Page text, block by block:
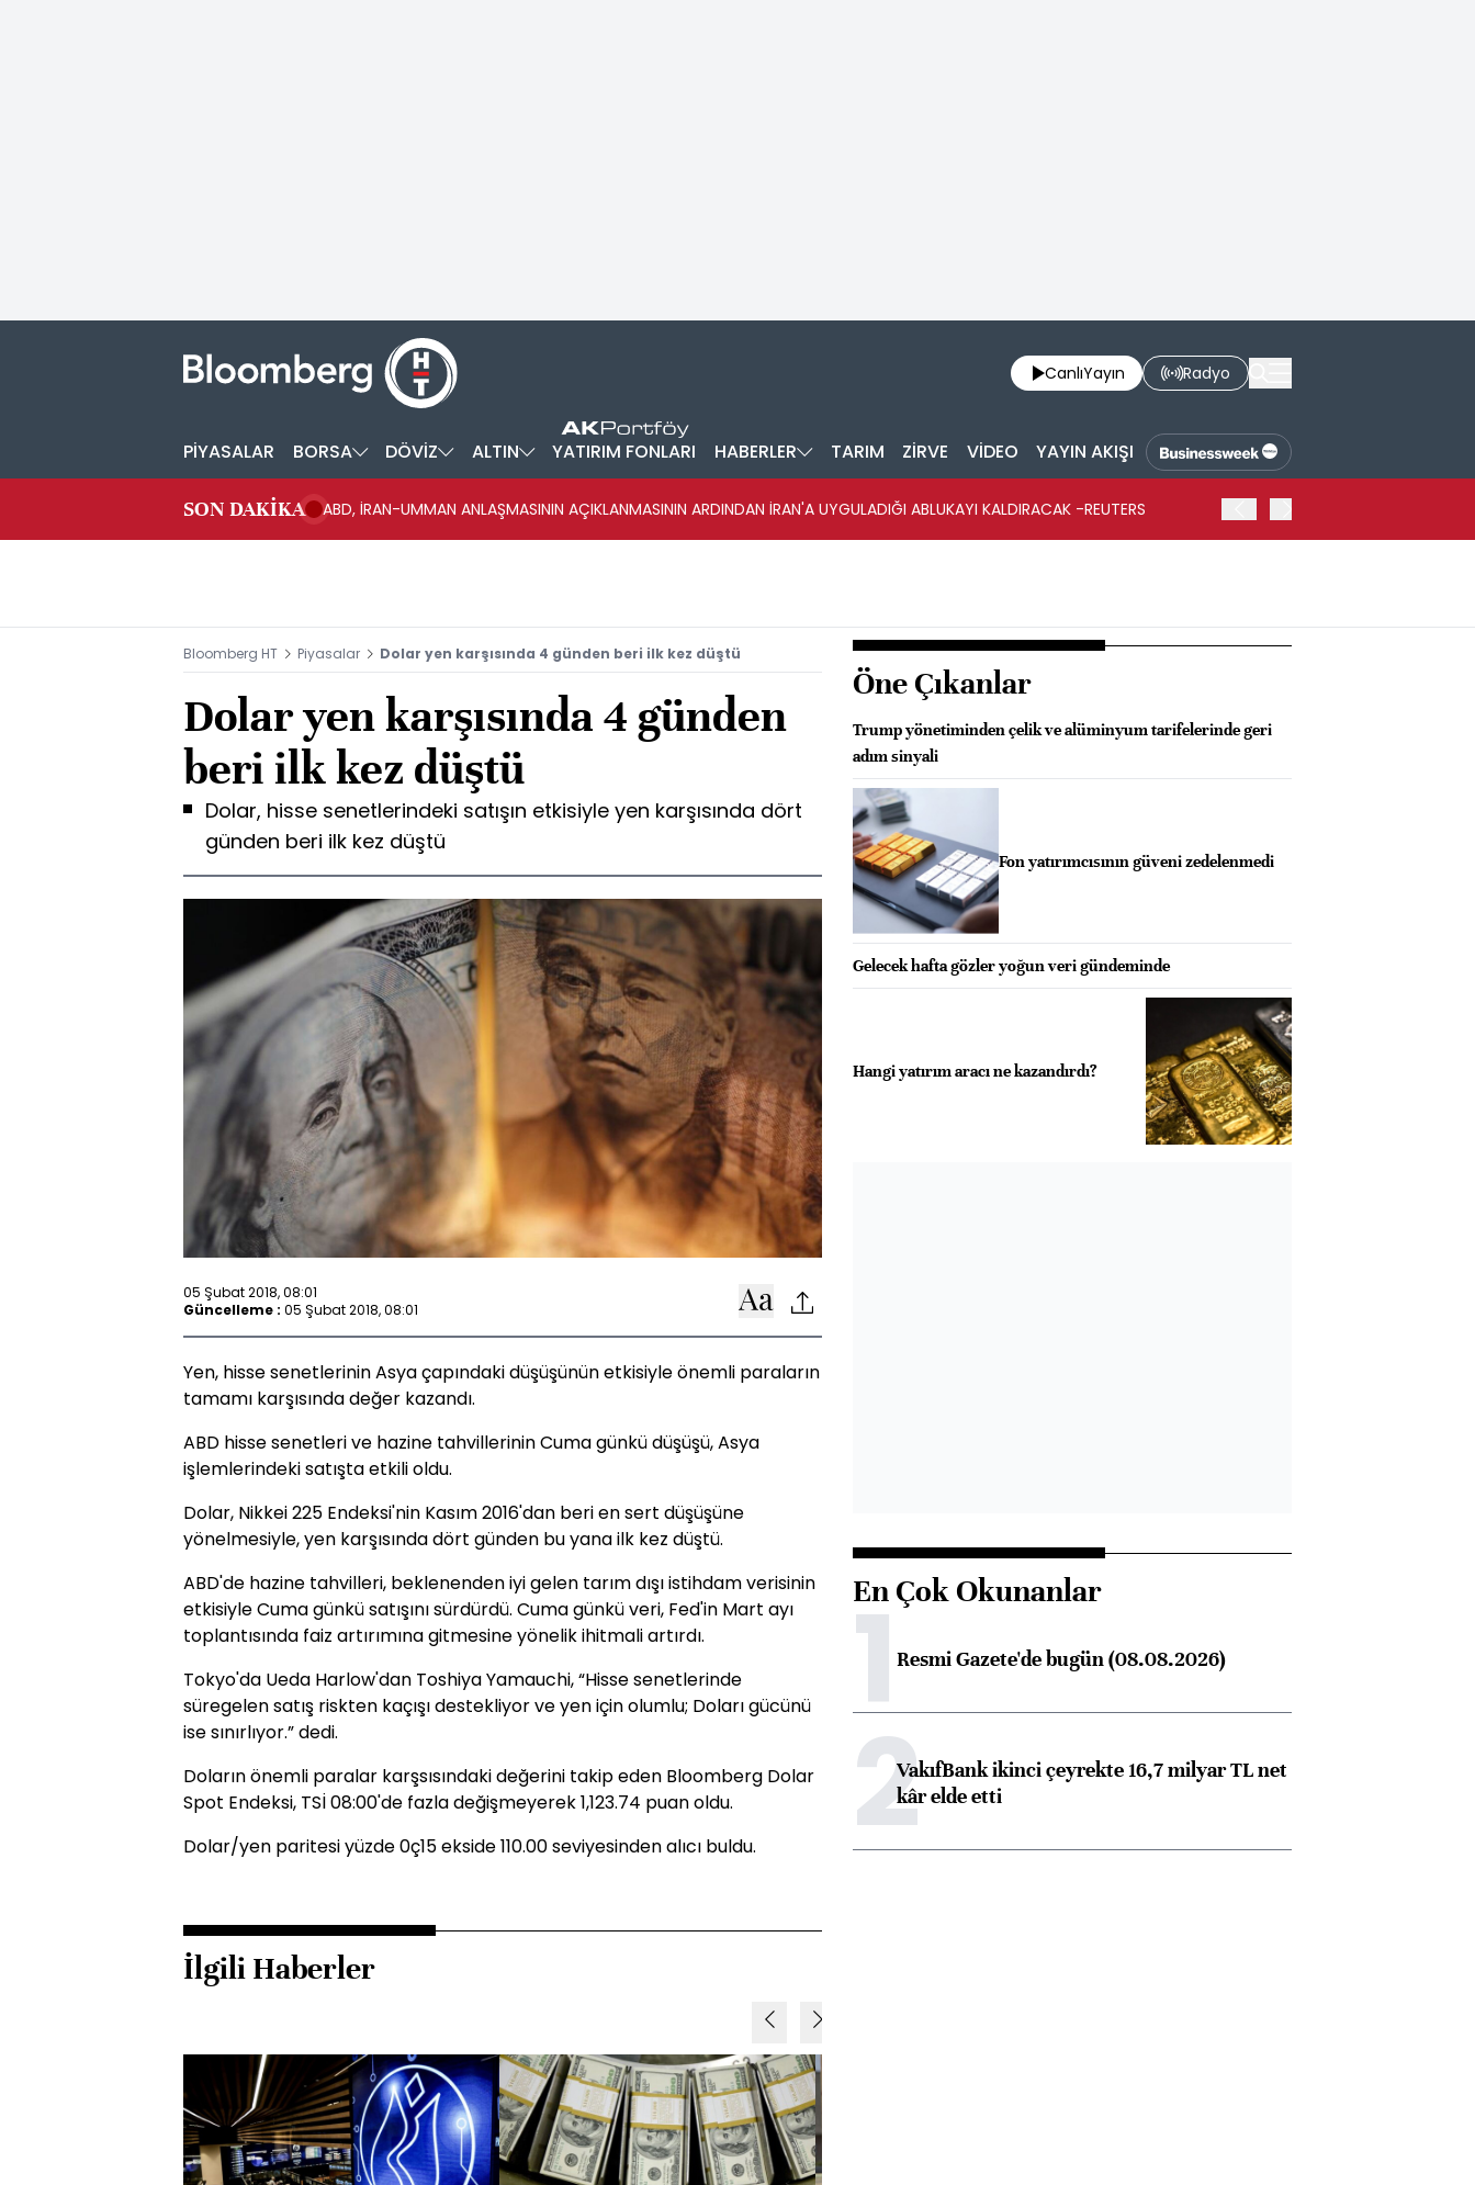
CanlıYayın Radyo
PİYASALAR BORSA DÖVİZ ALTIN YATIRIM FONLARI HABERLER TARIM ZİRVE VİDEO YAYIN AKIŞI
SON DAKİKA ABD, İRAN-UMMAN ANLAŞMASININ AÇIKLANMASININ ARDINDAN İRAN'A UYGULADIĞI ABLUKAYI KALDIRACAK -REUTERS
Bloomberg HT Piyasalar Dolar yen karşısında 4 günden beri ilk kez düştü
Dolar yen karşısında 4 günden
beri ilk kez düştü
Dolar, hisse senetlerindeki satışın etkisiyle yen karşısında dört
günden beri ilk kez düştü
05 Şubat 2018, 08:01
Güncelleme : 05 Şubat 2018, 08:01
Yen, hisse senetlerinin Asya çapındaki düşüşünün etkisiyle önemli paraların
tamamı karşısında değer kazandı.
ABD hisse senetleri ve hazine tahvillerinin Cuma günkü düşüşü, Asya
işlemlerindeki satışta etkili oldu.
Dolar, Nikkei 225 Endeksi'nin Kasım 2016'dan beri en sert düşüşüne
yönelmesiyle, yen karşısında dört günden bu yana ilk kez düştü.
ABD'de hazine tahvilleri, beklenenden iyi gelen tarım dışı istihdam verisinin
etkisiyle Cuma günkü satışını sürdürdü. Cuma günkü veri, Fed'in Mart ayı
toplantısında faiz artırımına gitmesine yönelik ihitmali artırdı.
Tokyo'da Ueda Harlow'dan Toshiya Yamauchi, “Hisse senetlerinde
süregelen satış riskten kaçışı destekliyor ve yen için olumlu; Doları gücünü
ise sınırlıyor.” dedi.
Doların önemli paralar karşsısındaki değerini takip eden Bloomberg Dolar
Spot Endeksi, TSİ 08:00'de fazla değişmeyerek 1,123.74 puan oldu.
Dolar/yen paritesi yüzde 0ç15 ekside 110.00 seviyesinden alıcı buldu.
İlgili Haberler
Öne Çıkanlar
Trump yönetiminden çelik ve alüminyum tarifelerinde geri
adım sinyali
Fon yatırımcısının güveni zedelenmedi
Gelecek hafta gözler yoğun veri gündeminde
Hangi yatırım aracı ne kazandırdı?
En Çok Okunanlar
1Resmi Gazete'de bugün (08.08.2026)
2VakıfBank ikinci çeyrekte 16,7 milyar TL net
kâr elde etti